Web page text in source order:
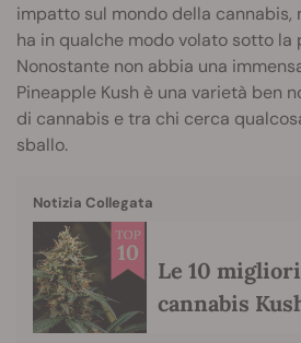
impatto sul mondo della cannabis,
ha in qualche modo volato sotto la
Nonostante non abbia una
Pineapple Kush è una varietà ben
di cannabis e tra chi cerca
sballo.
Notizia Collegata
Le 10
cannabis